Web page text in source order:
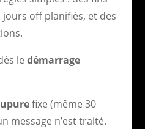
off planifiés, et des
le démarrage
fixe (même 30
message n’est traité.